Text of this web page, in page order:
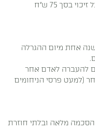
פרסי ניחומים (10 זוכים): כל זוכה יקבל זיכוי בסך 75 ש"ח
שנה אחת מיום ההגרלה
להעברה לאדם אחר
(למעט פרסי הניחומים
מלאה ובלתי חוזרת